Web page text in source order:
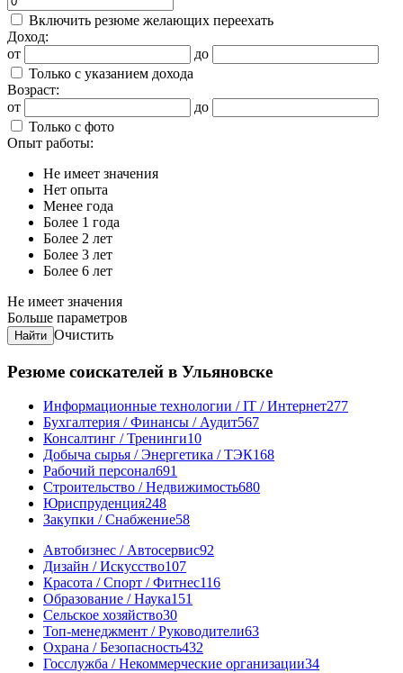
Включить резюме желающих переехать
Доход:
от
до
Только с указанием дохода
Возраст:
от
до
Только с фото
Опыт работы:
Не имеет значения
Нет опыта
Менее года
Более 1 года
Более 2 лет
Более 3 лет
Более 6 лет
Не имеет значения
Больше параметров
Найти Очистить
Резюме соискателей в Ульяновске
Информационные технологии / IT / Интернет277
Бухгалтерия / Финансы / Аудит567
Консалтинг / Тренинги10
Добыча сырья / Энергетика / ТЭК168
Рабочий персонал691
Строительство / Недвижимость680
Юриспруденция248
Закупки / Снабжение58
Автобизнес / Автосервис92
Дизайн / Искусство107
Красота / Спорт / Фитнес116
Образование / Наука151
Сельское хозяйство30
Топ-менеджмент / Руководители63
Охрана / Безопасность432
Госслужба / Некоммерческие организации34